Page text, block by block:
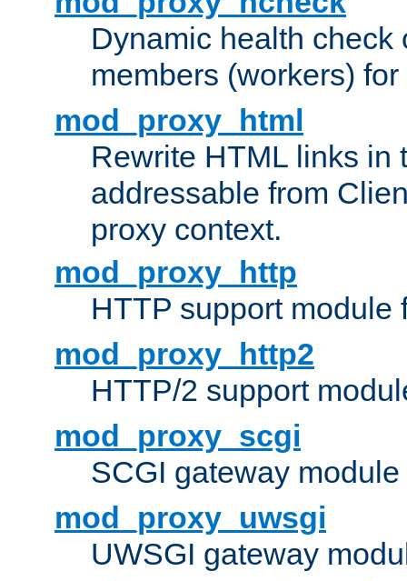
Dynamic health check
members (workers) for
mod_proxy_html
Rewrite HTML links in
addressable from
proxy context.
mod_proxy_http
HTTP support module
mod_proxy_http2
HTTP/2 support
mod_proxy_scgi
SCGI gateway
mod_proxy_uwsgi
UWSGI gateway